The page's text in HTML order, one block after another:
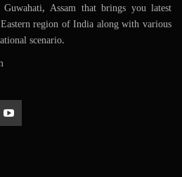
Assam that brings you latest
region of India along with various
scenario.